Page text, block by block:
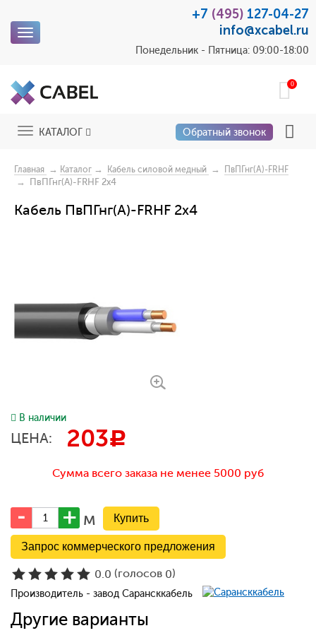
Toggle
+7 (495) 127-04-27
info@xcabel.ru
Понедельник - Пятница: 09:00-18:00
0
ToggleКАТАЛОГ Обратный звонок
Главная → Каталог → Кабель силовой медный → ПвПГнг(A)-FRHF
→ ПвПГнг(A)-FRHF 2x4
Кабель ПвПГнг(A)-FRHF 2x4
В наличии
ЦЕНА: 203c
Сумма всего заказа не менее 5000 руб
м
Запрос коммерческого предложения
0.0 (голосов 0)
Производитель - завод Сарансккабель
Другие варианты